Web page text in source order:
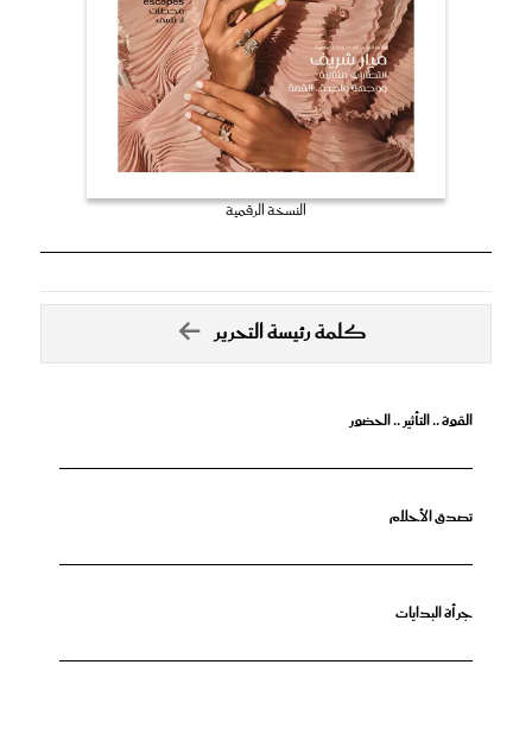
النسخة الرقمية
كلمة رئيسة التحرير
القوة .. التأثير .. الحضور
تصدق الأحلام
جرأة البدايات